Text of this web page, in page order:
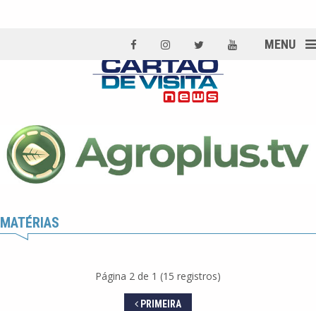
MENU
MATÉRIAS
Página 2 de 1 (15 registros)
PRIMEIRA